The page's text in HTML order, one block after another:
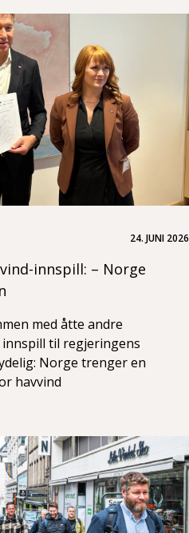
24. JUNI 2026
innspill: – Norge
med åtte andre
til regjeringens
Norge trenger en
havvind